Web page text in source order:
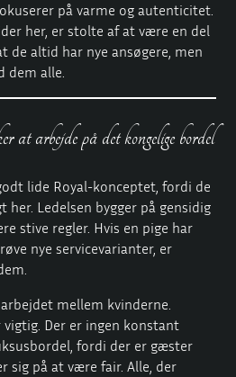
på varme og autenticitet.
her, er stolte af at være en del
de altid har nye ansøgere, men
dem alle.
at arbejde på det kongelige bordel
lide Royal-konceptet, fordi de
Ledelsen bygger på gensidig
stive regler. Hvis en pige har
nye servicevarianter, er
mellem kvinderne.
Der er ingen konstant
fordi der er gæster
sig på at være fair. Alle, der